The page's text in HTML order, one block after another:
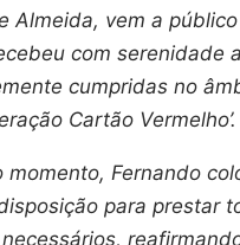
Almeida, vem a público
com serenidade
cumpridas no
Cartão Vermelho’.
momento, Fernando
para prestar